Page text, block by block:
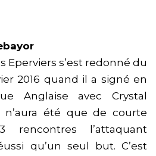
Eperviers s’est redonné du
2016 quand il a signé en
Anglaise avec Crystal
n’aura été que de courte
rencontres l’attaquant
qu’un seul but. C’est